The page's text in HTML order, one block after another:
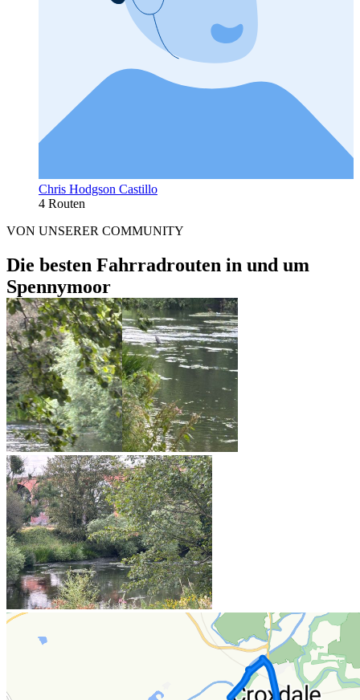
Chris Hodgson Castillo
4 Routen
VON UNSERER COMMUNITY
Die besten Fahrradrouten in und um
Spennymoor